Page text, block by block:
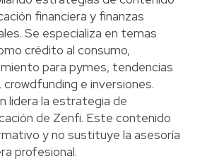
financiera y finanzas
Se especializa en temas
crédito al consumo,
para pymes, tendencias
e inversiones.
lidera la estrategia de
de Zenfi. Este contenido
y no sustituye la asesoría
profesional.